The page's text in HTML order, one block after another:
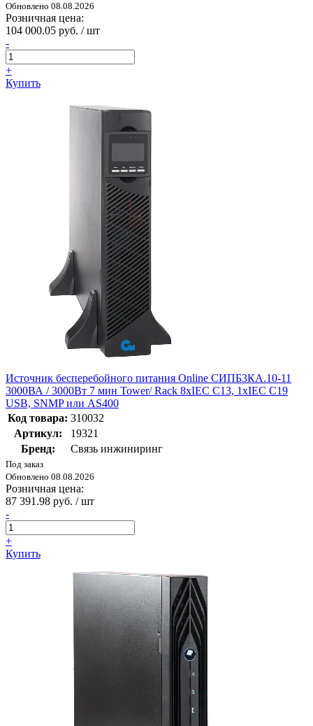
Обновлено 08.08.2026
Розничная цена:
104 000.05 руб. / шт
-
+
Купить
Источник бесперебойного питания Online СИПБ3КА.10-11
3000ВА / 3000Вт 7 мин Tower/ Rack 8хIEC C13, 1хIEC C19
USB, SNMP или AS400
Код товара: 310032
Артикул:
19321
Бренд:
Связь инжиниринг
Под заказ
Обновлено 08.08.2026
Розничная цена:
87 391.98 руб. / шт
-
+
Купить